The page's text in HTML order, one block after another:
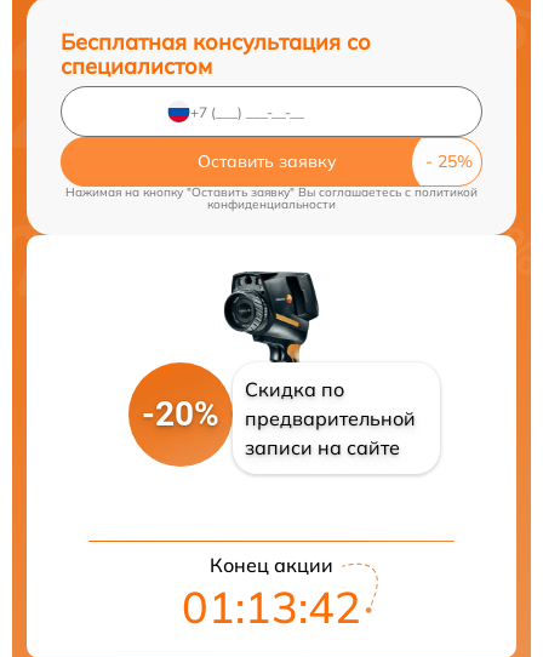
Бесплатная консультация со
специалистом
Оставить заявку
Нажимая на кнопку "Оставить заявку" Вы соглашаетесь cполитикой
конфиденциальности
-20%
Скидка по
предварительной
записи на сайте
Конец акции
01:13:42